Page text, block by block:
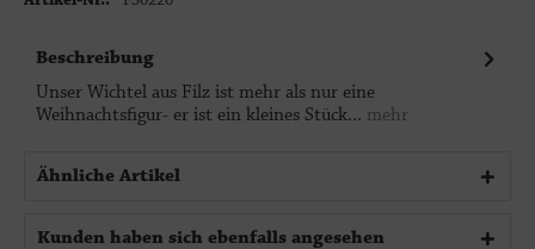
Beschreibung
Unser Wichtel aus Filz ist mehr als nur eine
Weihnachtsfigur- er ist ein kleines Stück... mehr
Ähnliche Artikel
Kunden haben sich ebenfalls angesehen